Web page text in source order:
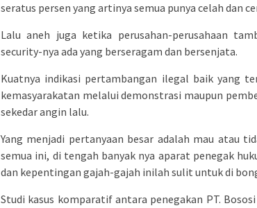
seratus persen yang artinya semua punya celah dan
Lalu aneh juga ketika perusahan-perusahaan
security-nya ada yang berseragam dan bersenjata.
Kuatnya indikasi pertambangan ilegal baik yang
kemasyarakatan melalui demonstrasi maupun
sekedar angin lalu.
Yang menjadi pertanyaan besar adalah mau atau
semua ini, di tengah banyak nya aparat penegak
dan kepentingan gajah-gajah inilah sulit untuk di
Studi kasus komparatif antara penegakan PT.